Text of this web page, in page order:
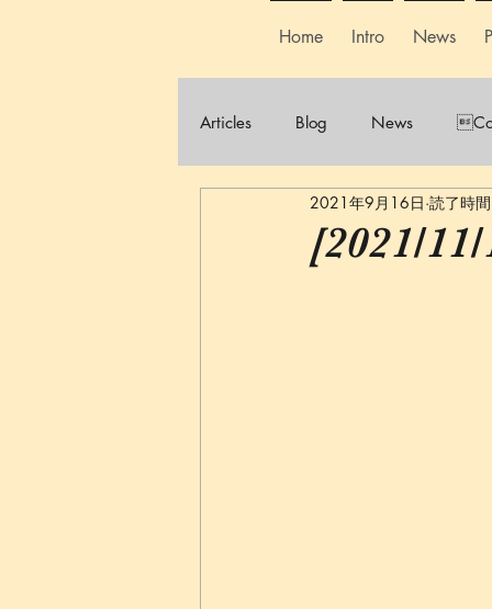
Home Intro News
Articles Blog News
[2021/
2021年9月16日 読了時